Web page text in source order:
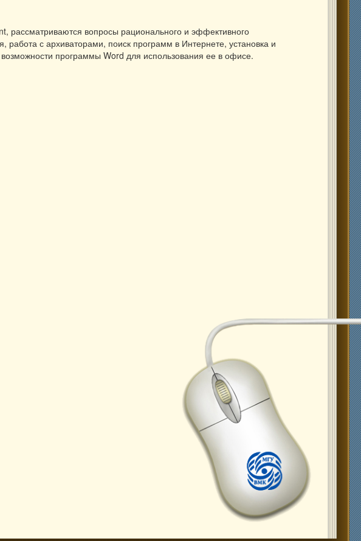
рассматриваются вопросы рационального и эффективного
работа с архиваторами, поиск программ в Интернете, установка и
программы Word для использования ее в офисе.